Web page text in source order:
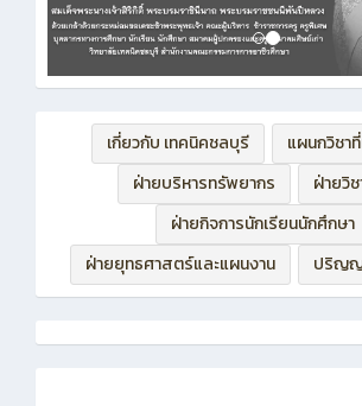
เกี่ยวกับ เทคนิคชลบุรี
แผนกวิชา
ฝ่ายบริหารทรัพยากร
ฝ่ายวิ
ฝ่ายกิจการนักเรียนนักศึกษา
ฝ่ายยุทธศาสตร์และแผนงาน
ปริญญ